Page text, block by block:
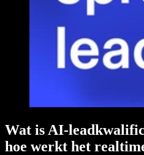
Wat is AI-
hoe werkt het